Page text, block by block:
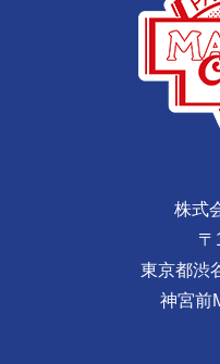
株式
〒
東京都渋
神宮前